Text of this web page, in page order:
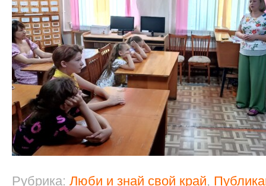
Рубрика: Люби и знай свой край,